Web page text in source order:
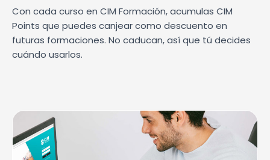
Con cada curso en CIM Formación, acumulas CIM
Points que puedes canjear como descuento en
futuras formaciones. No caducan, así que tú decides
cuándo usarlos.